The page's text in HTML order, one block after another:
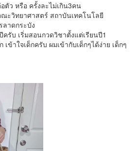
ว หรือ ครั้งละไม่เกิน3คน
ะวิทยาศาสตร์ สถาบันเทคโนโลยี
ลาดกระบัง
รับ เริ่มสอนกวดวิชาตั้งแต่เรียนปี1
ข้าใจเด็กครับ ผมเข้ากับเด็กๆได้ง่าย เด็กๆ